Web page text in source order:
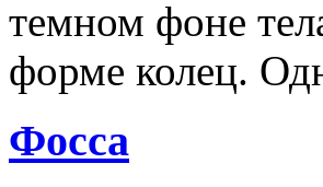
темном фоне
форме колец.
Фосса